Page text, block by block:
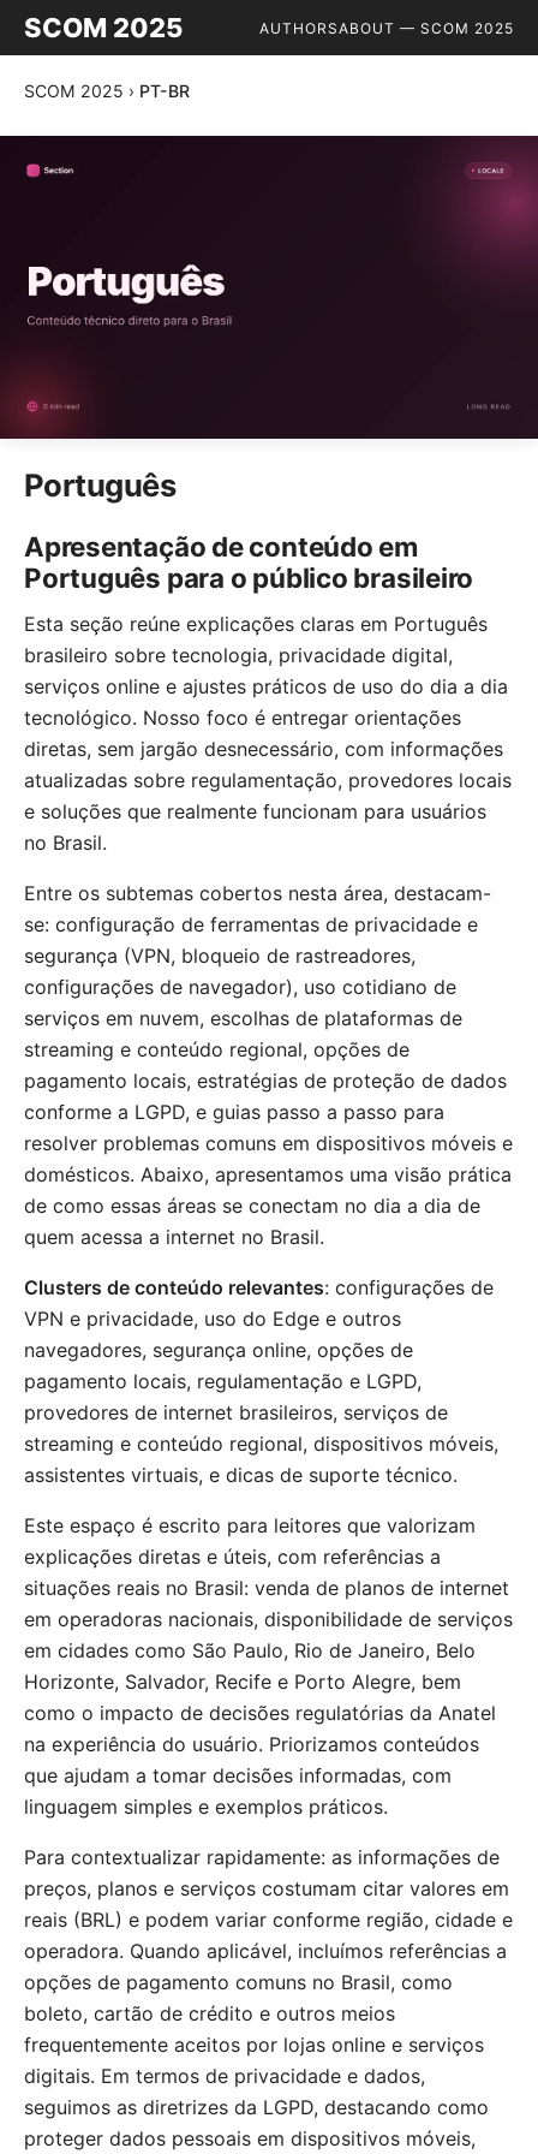
SCOM 2025 AUTHORSABOUT — SCOM 2025
SCOM 2025 › PT-BR
Português
Apresentação de conteúdo em
Português para o público brasileiro
Esta seção reúne explicações claras em Português
brasileiro sobre tecnologia, privacidade digital,
serviços online e ajustes práticos de uso do dia a dia
tecnológico. Nosso foco é entregar orientações
diretas, sem jargão desnecessário, com informações
atualizadas sobre regulamentação, provedores locais
e soluções que realmente funcionam para usuários
no Brasil.
Entre os subtemas cobertos nesta área, destacam-
se: configuração de ferramentas de privacidade e
segurança (VPN, bloqueio de rastreadores,
configurações de navegador), uso cotidiano de
serviços em nuvem, escolhas de plataformas de
streaming e conteúdo regional, opções de
pagamento locais, estratégias de proteção de dados
conforme a LGPD, e guias passo a passo para
resolver problemas comuns em dispositivos móveis e
domésticos. Abaixo, apresentamos uma visão prática
de como essas áreas se conectam no dia a dia de
quem acessa a internet no Brasil.
Clusters de conteúdo relevantes: configurações de
VPN e privacidade, uso do Edge e outros
navegadores, segurança online, opções de
pagamento locais, regulamentação e LGPD,
provedores de internet brasileiros, serviços de
streaming e conteúdo regional, dispositivos móveis,
assistentes virtuais, e dicas de suporte técnico.
Este espaço é escrito para leitores que valorizam
explicações diretas e úteis, com referências a
situações reais no Brasil: venda de planos de internet
em operadoras nacionais, disponibilidade de serviços
em cidades como São Paulo, Rio de Janeiro, Belo
Horizonte, Salvador, Recife e Porto Alegre, bem
como o impacto de decisões regulatórias da Anatel
na experiência do usuário. Priorizamos conteúdos
que ajudam a tomar decisões informadas, com
linguagem simples e exemplos práticos.
Para contextualizar rapidamente: as informações de
preços, planos e serviços costumam citar valores em
reais (BRL) e podem variar conforme região, cidade e
operadora. Quando aplicável, incluímos referências a
opções de pagamento comuns no Brasil, como
boleto, cartão de crédito e outros meios
frequentemente aceitos por lojas online e serviços
digitais. Em termos de privacidade e dados,
seguimos as diretrizes da LGPD, destacando como
proteger dados pessoais em dispositivos móveis,